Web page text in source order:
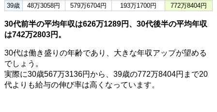
39歳
48万3058円 579万6704円 193万1700円 772万8404円
30代前半の平均年収は626万1289円、30代後半の平均年収
は742万2803円。
30代は働き盛りの年齢であり、大きな年収アップが望める
でしょう。
実際に30歳567万3136円から、39歳の772万8404円まで20
代よりも給与の伸び率は高くなっています。